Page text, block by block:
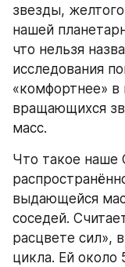
звезды,
нашей
что нельзя
исследования
«комфортнее» в
вращающихся
масс.
Что такое наше
выдающейся
соседей.
расцвете сил»,
цикла. Ей около